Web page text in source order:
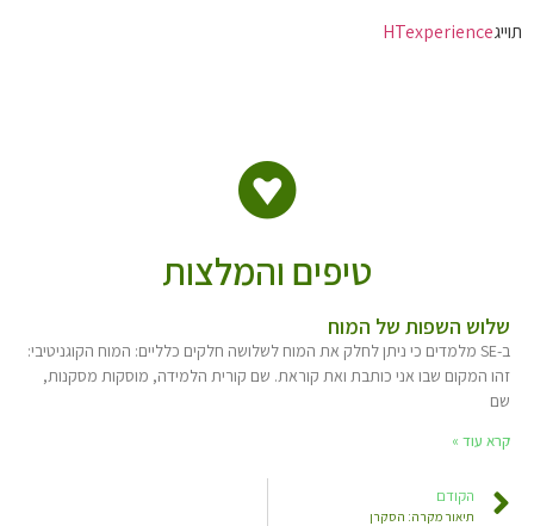
תוייגHTexperience
טיפים והמלצות
שלוש השפות של המוח
ב-SE מלמדים כי ניתן לחלק את המוח לשלושה חלקים כלליים: המוח הקוגניטיבי:
זהו המקום שבו אני כותבת ואת קוראת. שם קורית הלמידה, מוסקות מסקנות,
שם
קרא עוד »
הקודם
תיאור מקרה: הסקרן